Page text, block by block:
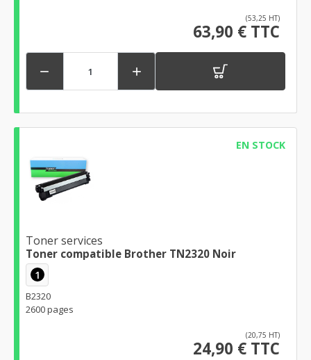
(53,25 HT)
63,90 € TTC
 
EN STOCK
Toner services
Toner compatible Brother TN2320 Noir
1
B2320
2600 pages
(20,75 HT)
24,90 € TTC